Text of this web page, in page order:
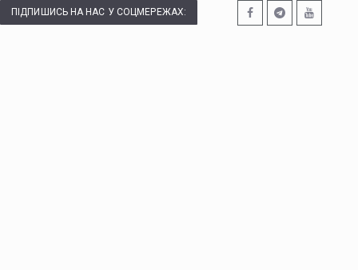
ПІДПИШИСЬ НА НАС У СОЦМЕРЕЖАХ: